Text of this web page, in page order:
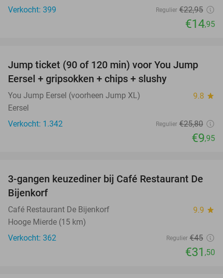
Verkocht: 399
Regulier €22,95
€14,95
61%
Jump ticket (90 of 120 min) voor You Jump
Eersel + gripsokken + chips + slushy
You Jump Eersel (voorheen Jump XL) 9.8 star
Eersel
Verkocht: 1.342
Regulier €25,80
€9,95
30%
3-gangen keuzediner bij Café Restaurant De
Bijenkorf
Café Restaurant De Bijenkorf 9.9 star
Hooge Mierde (15 km)
Verkocht: 362
Regulier €45
€31 ,50